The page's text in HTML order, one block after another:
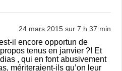
24 mars 2015 sur 7 h 37 min
il encore opportun de
tenus en janvier ?! Et
, qui en font abusivement
mériteraient-ils qu’on leur